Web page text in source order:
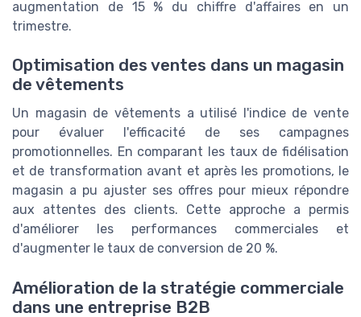
augmentation de 15 % du chiffre d'affaires en un
trimestre.
Optimisation des ventes dans un magasin
de vêtements
Un magasin de vêtements a utilisé l'indice de vente
pour évaluer l'efficacité de ses campagnes
promotionnelles. En comparant les taux de fidélisation
et de transformation avant et après les promotions, le
magasin a pu ajuster ses offres pour mieux répondre
aux attentes des clients. Cette approche a permis
d'améliorer les performances commerciales et
d'augmenter le taux de conversion de 20 %.
Amélioration de la stratégie commerciale
dans une entreprise B2B